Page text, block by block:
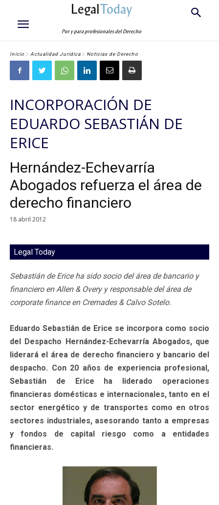
LegalToday
Por y para profesionales del Derecho
Inicio Actualidad Jurídica Noticias de Derecho
INCORPORACIÓN DE
EDUARDO SEBASTIÁN DE
ERICE
Hernández-Echevarría
Abogados refuerza el área de
derecho financiero
18 abril 2012
Legal Today
Sebastián de Erice ha sido socio del área de bancario y
financiero en Allen & Overy y responsable del área de
corporate finance en Cremades & Calvo Sotelo.
Eduardo Sebastián de Erice se incorpora como socio
del Despacho Hernández-Echevarría Abogados, que
liderará el área de derecho financiero y bancario del
despacho. Con 20 años de experiencia profesional,
Sebastián de Erice ha liderado operaciones
financieras domésticas e internacionales, tanto en el
sector energético y de transportes como en otros
sectores industriales, asesorando tanto a empresas
y fondos de capital riesgo como a entidades
financieras.